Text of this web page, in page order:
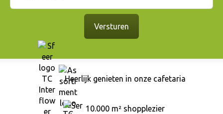
Heerlijk genieten in onze cafetaria
10.000 m² shopplezier